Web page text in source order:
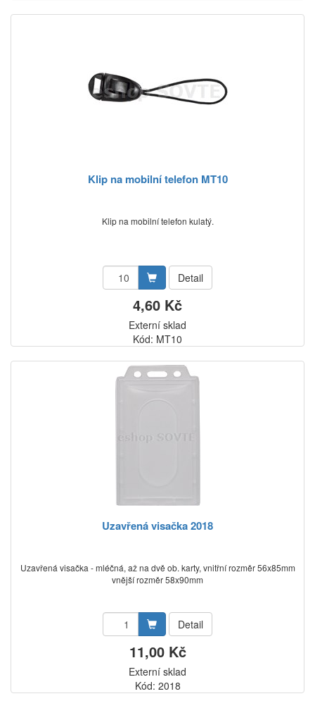
Klip na mobilní telefon MT10
Klip na mobilní telefon kulatý.
Detail
4,60 Kč
Externí sklad
Kód: MT10
Uzavřená visačka 2018
Uzavřená visačka - mléčná, až na dvě ob. karty, vnitřní rozměr 56x85mm
vnější rozměr 58x90mm
Detail
11,00 Kč
Externí sklad
Kód: 2018